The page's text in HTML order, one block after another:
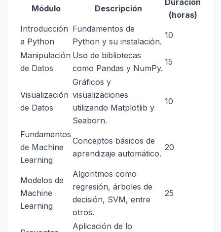
Módulo
Descripción
(horas)
Introducción
a Python
Fundamentos de
Python y su instalación.
10
Manipulación
de Datos
Uso de bibliotecas
como Pandas y NumPy.
15
Visualización
de Datos
Gráficos y
visualizaciones
utilizando Matplotlib y
Seaborn.
10
Fundamentos
de Machine
Learning
Conceptos básicos de
aprendizaje automático.
20
Modelos de
Machine
Learning
Algoritmos como
regresión, árboles de
decisión, SVM, entre
otros.
25
Aplicación de lo